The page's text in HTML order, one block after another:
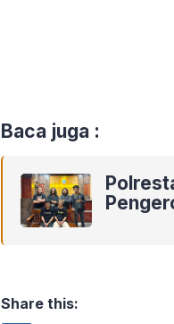
Baca juga :
Share this: